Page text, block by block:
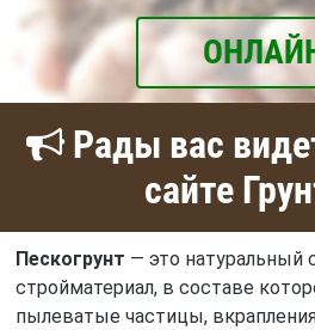
Рады вас
сайте
Пескогрунт — это натуральный
стройматериал, в составе
пылеватые частицы,